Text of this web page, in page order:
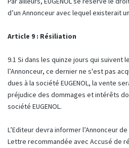
d’un Annonceur avec lequel existerait
Article 9 : Résiliation
9.1 Si dans les quinze jours qui suivent
l’Annonceur, ce dernier ne s'est pas
dues à la société EUGENOL, la vente
préjudice des dommages et intérêts
société EUGENOL.
L’Editeur devra informer l’Annonceur
Lettre recommandée avec Accusé de